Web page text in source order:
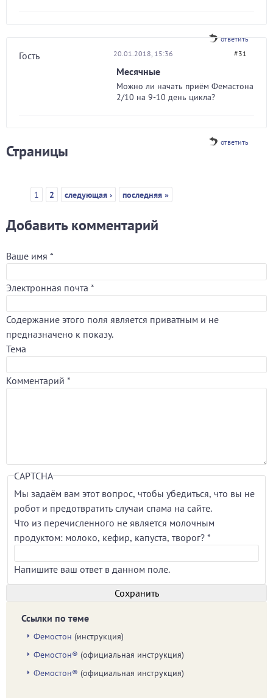
ответить
Гость 20.01.2018, 15:36 #31
Месячные
Можно ли начать приём Фемастона
2/10 на 9-10 день цикла?
ответить
Страницы
1 2 следующая › последняя »
Добавить комментарий
Ваше имя *
Электронная почта *
Содержание этого поля является приватным и не
предназначено к показу.
Тема
Комментарий *
CAPTCHA
Мы задаём вам этот вопрос, чтобы убедиться, что вы не
робот и предотвратить случаи спама на сайте.
Что из перечисленного не является молочным
продуктом: молоко, кефир, капуста, творог? *
Напишите ваш ответ в данном поле.
Ссылки по теме
Фемостон (инструкция)
Фемостон® (официальная инструкция)
Фемостон® (официальная инструкция)